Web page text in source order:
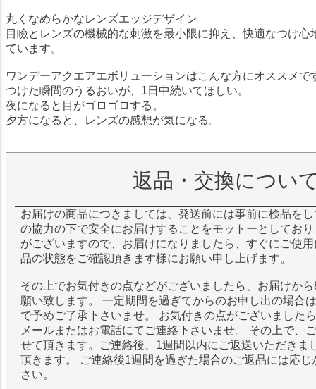
丸くなめらかなレンズエッジデザイン
目瞼とレンズの機械的な刺激を最小限に抑え、快適なつけ
ています。
ワンデーアクエアエボリューションはこんな方にオススメで
つけた瞬間のうるおいが、1日中続いてほしい。
夜になると目がゴロゴロする。
夕方になると、レンズの感想が気になる。
返品・交換につい
お届けの商品につきましては、発送前には事前に検品を
の協力の下で安全にお届けすることをモットーとしてお
がございますので、お届けになりましたら、すぐにご使
品の状態をご確認頂きます様にお願い申し上げます。
その上でお気付きの点などがございましたら、お届けか
願い致します。 一定期間を過ぎてからのお申し出の場合
で予めご了承下さいませ。 お気付きの点がございました
メールまたはお電話にてご連絡下さいませ。 その上で、
せて頂きます。ご連絡後、1週間以内にご返送いただきま
頂きます。 ご連絡後1週間を過ぎた場合のご返品には応
さい。